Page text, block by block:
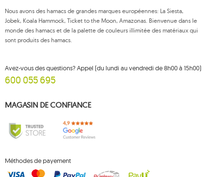
Pour plus d'informations, veuillez visiter: www.mouton.pl/ODO
Nous avons des hamacs de grandes marques européennes: La Siesta,
Jobek, Koala Hammock, Ticket to the Moon, Amazonas. Bienvenue dans le
monde des hamacs et de la palette de couleurs illimitée des matériaux qui
sont produits des hamacs.
Avez-vous des questions? Appel (du lundi au vendredi de 8h00 à 15h00)
600 055 695
MAGASIN DE CONFIANCE
Méthodes de payement